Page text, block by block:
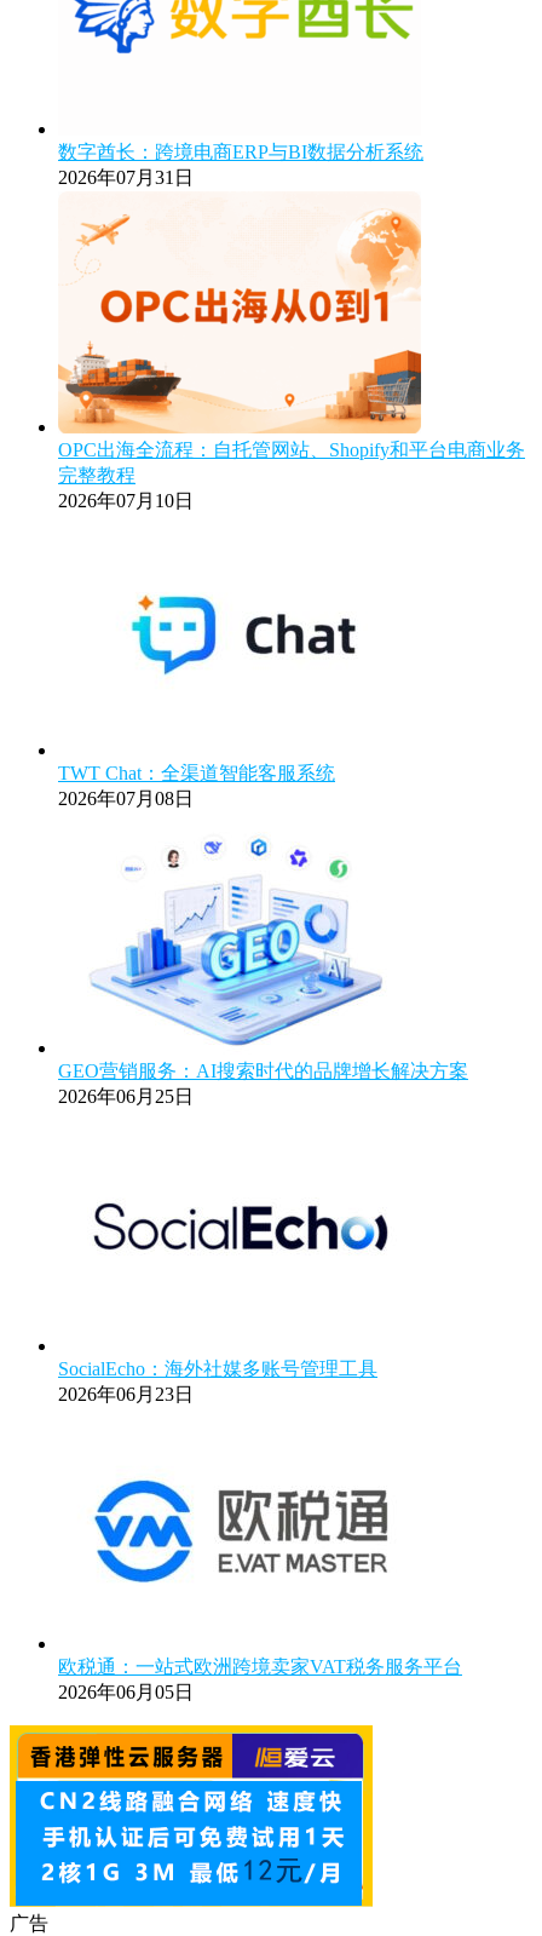
数字酋长：跨境电商ERP与BI数据分析系统
2026年07月31日
OPC出海全流程：自托管网站、Shopify和平台电商业务
完整教程
2026年07月10日
TWT Chat：全渠道智能客服系统
2026年07月08日
GEO营销服务：AI搜索时代的品牌增长解决方案
2026年06月25日
SocialEcho：海外社媒多账号管理工具
2026年06月23日
欧税通：一站式欧洲跨境卖家VAT税务服务平台
2026年06月05日
广告